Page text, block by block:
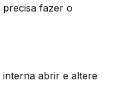
fazer o
abrir e altere